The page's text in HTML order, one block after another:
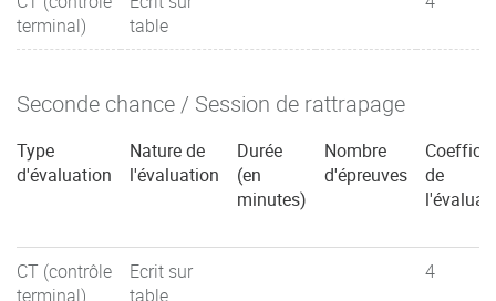
terminal)
table
Seconde chance / Session de rattrapage
Type
d'évaluation
Nature de
l'évaluation
Durée
(en
minutes)
Nombre
d'épreuves
de
CT (contrôle
terminal)
Ecrit sur
table
4